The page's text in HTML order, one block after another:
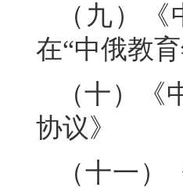
（九）
在“中俄教
（十）
协议》
（十一